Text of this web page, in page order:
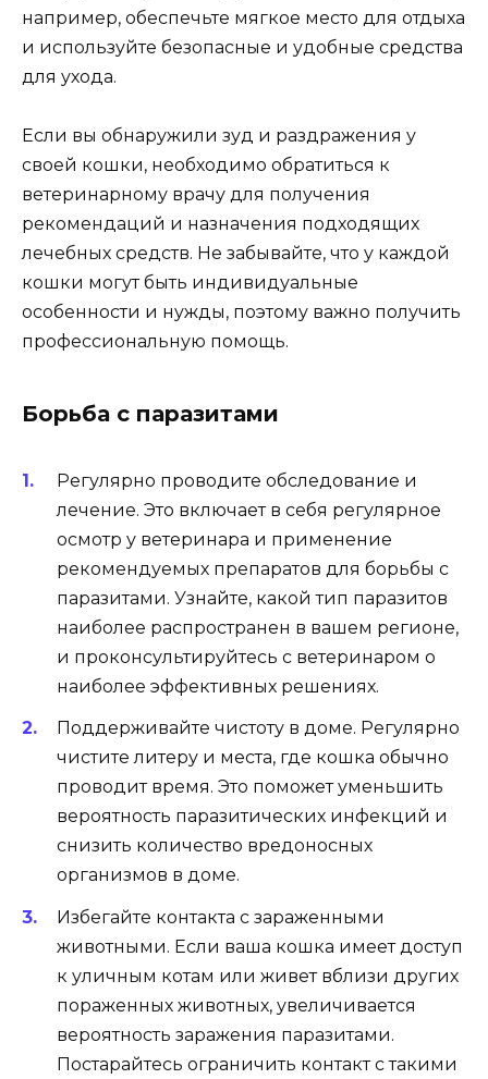
например, обеспечьте мягкое место для отдыха
и используйте безопасные и удобные средства
для ухода.
Если вы обнаружили зуд и раздражения у
своей кошки, необходимо обратиться к
ветеринарному врачу для получения
рекомендаций и назначения подходящих
лечебных средств. Не забывайте, что у каждой
кошки могут быть индивидуальные
особенности и нужды, поэтому важно получить
профессиональную помощь.
Борьба с паразитами
Регулярно проводите обследование и
лечение. Это включает в себя регулярное
осмотр у ветеринара и применение
рекомендуемых препаратов для борьбы с
паразитами. Узнайте, какой тип паразитов
наиболее распространен в вашем регионе,
и проконсультируйтесь с ветеринаром о
наиболее эффективных решениях.
Поддерживайте чистоту в доме. Регулярно
чистите литеру и места, где кошка обычно
проводит время. Это поможет уменьшить
вероятность паразитических инфекций и
снизить количество вредоносных
организмов в доме.
Избегайте контакта с зараженными
животными. Если ваша кошка имеет доступ
к уличным котам или живет вблизи других
пораженных животных, увеличивается
вероятность заражения паразитами.
Постарайтесь ограничить контакт с такими